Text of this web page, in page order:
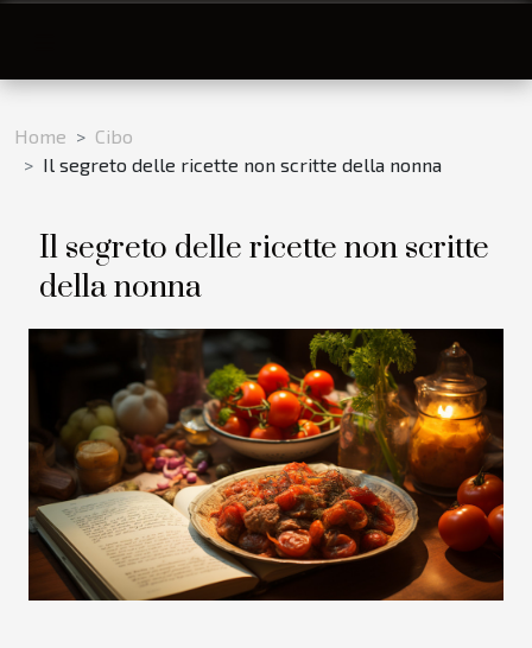
Home
Cibo
Il segreto delle ricette non scritte della nonna
Il segreto delle ricette non scritte
della nonna